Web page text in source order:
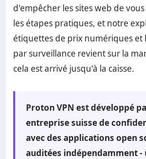
d'empêcher les sites web de
les étapes pratiques, et notre
étiquettes de prix numériques et
par surveillance revient sur la
cela est arrivé jusqu'à la caisse.
Proton VPN est développé
entreprise suisse de
avec des applications open
auditées indépendamment -